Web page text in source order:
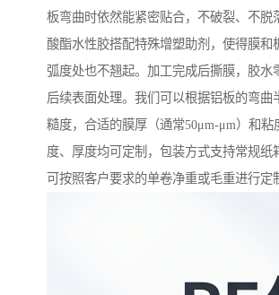
板弯曲时依然能紧密贴合，不破裂、不脱
酸酯水性胶搭配特殊增塑助剂，使得膜和
弧度处也不翘起。加工完成后撕膜，胶水
后续表面处理。我们可以根据铝板的弯曲
糙度，合适的膜厚（通常50μm-μm）和粘
度、厚度均可定制，包装方式支持常规纸
可按照客户要求的单卷净重或毛重进行定